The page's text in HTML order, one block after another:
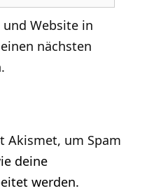
und Website in
nächsten
Akismet, um Spam
deine
werden.